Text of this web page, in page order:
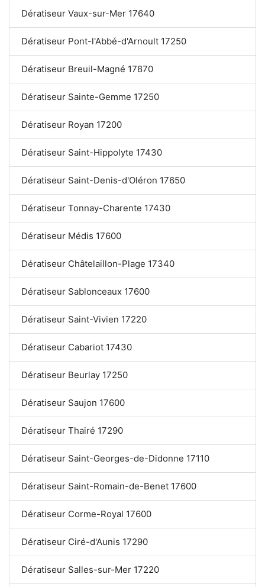
Dératiseur Vaux-sur-Mer 17640
Dératiseur Pont-l'Abbé-d'Arnoult 17250
Dératiseur Breuil-Magné 17870
Dératiseur Sainte-Gemme 17250
Dératiseur Royan 17200
Dératiseur Saint-Hippolyte 17430
Dératiseur Saint-Denis-d'Oléron 17650
Dératiseur Tonnay-Charente 17430
Dératiseur Médis 17600
Dératiseur Châtelaillon-Plage 17340
Dératiseur Sablonceaux 17600
Dératiseur Saint-Vivien 17220
Dératiseur Cabariot 17430
Dératiseur Beurlay 17250
Dératiseur Saujon 17600
Dératiseur Thairé 17290
Dératiseur Saint-Georges-de-Didonne 17110
Dératiseur Saint-Romain-de-Benet 17600
Dératiseur Corme-Royal 17600
Dératiseur Ciré-d'Aunis 17290
Dératiseur Salles-sur-Mer 17220